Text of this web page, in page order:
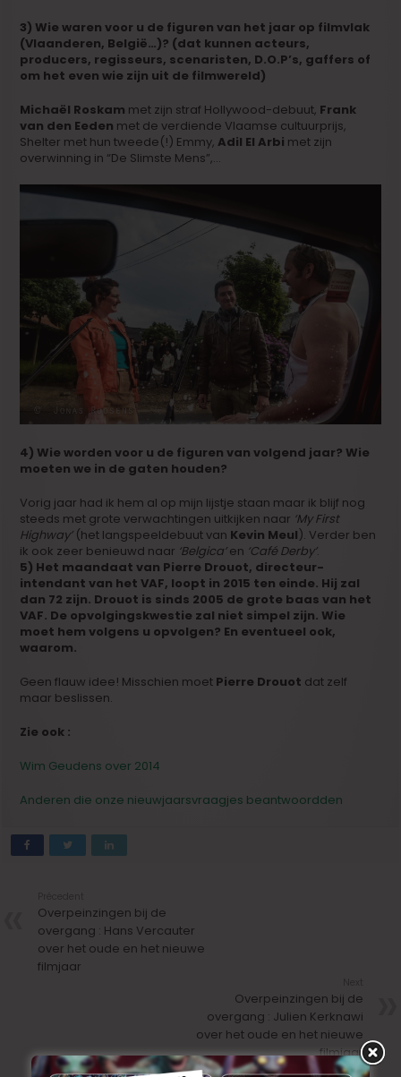
3) Wie waren voor u de figuren van het jaar op filmvlak
(Vlaanderen, België…)? (dat kunnen acteurs,
producers, regisseurs, scenaristen, D.O.P’s, gaffers of
om het even wie zijn uit de filmwereld)
Michaël Roskam met zijn straf Hollywood-debuut, Frank
van den Eeden met de verdiende Vlaamse cultuurprijs,
Shelter met hun tweede(!) Emmy,Adil El Arbi met zijn
overwinning in “De Slimste Mens”,…
4) Wie worden voor u de figuren van volgend jaar? Wie
moeten we in de gaten houden?
Vorig jaar had ik hem al op mijn lijstje staan maar ik blijf nog
steeds met grote verwachtingen uitkijken naar ‘My First
Highway’(het langspeeldebuut van Kevin Meul). Verder ben
ik ook zeer benieuwd naar ‘Belgica’en ‘Café Derby’.
5) Het maandaat van Pierre Drouot, directeur-
intendant van het VAF, loopt in 2015 ten einde. Hij zal
dan 72 zijn. Drouot is sinds 2005 de grote baas van het
VAF. De opvolgingskwestie zal niet simpel zijn. Wie
moet hem volgens u opvolgen? En eventueel ook,
waarom.
Geen flauw idee! Misschien moet Pierre Drouot dat zelf
maar beslissen.
Zie ook :
Wim Geudens over 2014
Anderen die onze nieuwjaarsvraagjes beantwoordden
Overpeinzingen bij de
overgang : Hans Vercauter
over het oude en het nieuwe
filmjaar
Overpeinzingen bij de
overgang : Julien Kerknawi
over het oude en het nieuwe
filmjaar